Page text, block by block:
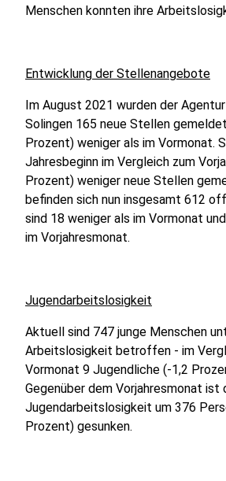
Menschen konnten ihre
Entwicklung der Stellenangebote
Im August 2021 wurden der
Solingen 165 neue Stellen
Prozent) weniger als im Vormonat.
Jahresbeginn im Vergleich zum
Prozent) weniger neue Stellen
befinden sich nun insgesamt 612
sind 18 weniger als im Vormonat
im Vorjahresmonat.
Jugendarbeitslosigkeit
Aktuell sind 747 junge Menschen
Arbeitslosigkeit betroffen - im
Vormonat 9 Jugendliche (-1,2
Gegenüber dem Vorjahresmonat ist
Jugendarbeitslosigkeit um 376
Prozent) gesunken.